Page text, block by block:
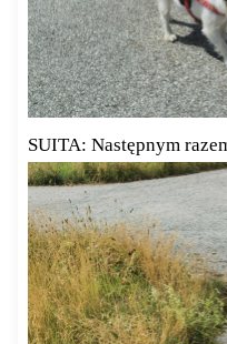
SUITA: Następnym